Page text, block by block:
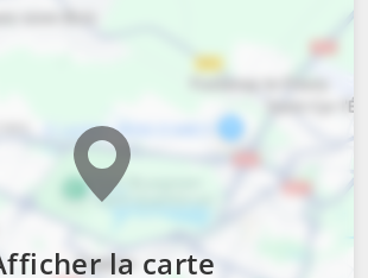
la carte